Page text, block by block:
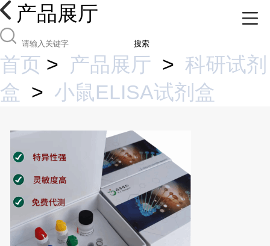
产品展厅
搜索
首页 > 产品展厅 > 科研试剂
盒 > 小鼠ELISA试剂盒